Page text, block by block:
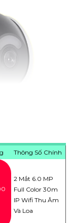
Thông Số Chính
2 Mắt 6.0 MP
Full Color 30m
IP Wifi Thu Âm
Và Loa